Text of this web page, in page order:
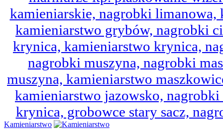
kamieniarskie, nagrobki
kamieniarstwo grybów, nagrobki
krynica, kamieniarstwo krynica,
nagrobki muszyna, nagrobki
muszyna, kamieniarstwo
kamieniarstwo jazowsko,
krynica, grobowce stary sacz,
Kamieniarstwo